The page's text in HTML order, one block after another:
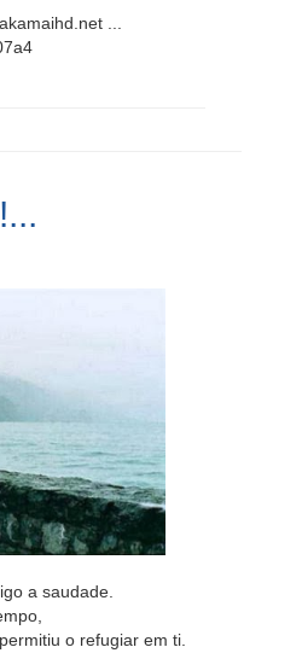
...
a saudade.
o refugiar em ti.